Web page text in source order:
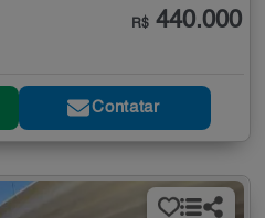
R$ 440.000
Contatar